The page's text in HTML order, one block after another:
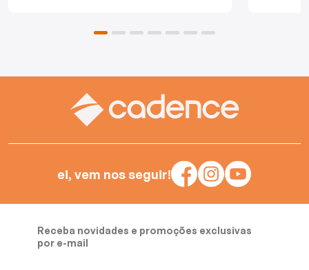
ei, vem nos seguir!
Receba novidades e promoções exclusivas
por e-mail